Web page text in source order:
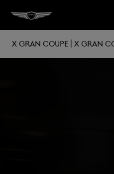
X Gran Coupe | X Gran